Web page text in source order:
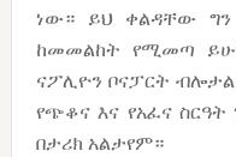
ነው። ይህ ቀልዳቸው ግን
ከመመልከት የሚመጣ
ናፖሊዮን ቦናፓርት
የጭቆና እና የአፈና ስርዓት
በታሪክ አልታየም።